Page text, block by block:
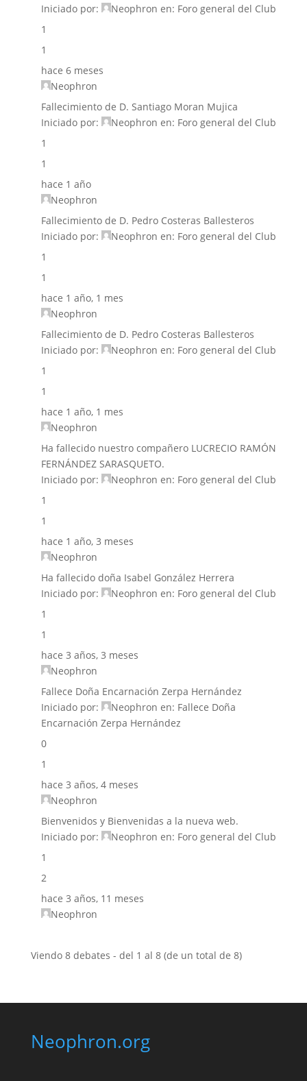
Iniciado por:
Neophron en: Foro general del Club
1
1
hace 6 meses
Neophron
Fallecimiento de D. Santiago Moran Mujica
Iniciado por:
Neophron en: Foro general del Club
1
1
hace 1 año
Neophron
Fallecimiento de D. Pedro Costeras Ballesteros
Iniciado por:
Neophron en: Foro general del Club
1
1
hace 1 año, 1 mes
Neophron
Fallecimiento de D. Pedro Costeras Ballesteros
Iniciado por:
Neophron en: Foro general del Club
1
1
hace 1 año, 1 mes
Neophron
Ha fallecido nuestro compañero LUCRECIO RAMÓN
FERNÁNDEZ SARASQUETO.
Iniciado por:
Neophron en: Foro general del Club
1
1
hace 1 año, 3 meses
Neophron
Ha fallecido doña Isabel González Herrera
Iniciado por:
Neophron en: Foro general del Club
1
1
hace 3 años, 3 meses
Neophron
Fallece Doña Encarnación Zerpa Hernández
Iniciado por:
Neophron en: Fallece Doña
Encarnación Zerpa Hernández
0
1
hace 3 años, 4 meses
Neophron
Bienvenidos y Bienvenidas a la nueva web.
Iniciado por:
Neophron en: Foro general del Club
1
2
hace 3 años, 11 meses
Neophron
Viendo 8 debates - del 1 al 8 (de un total de 8)
Neophron.org